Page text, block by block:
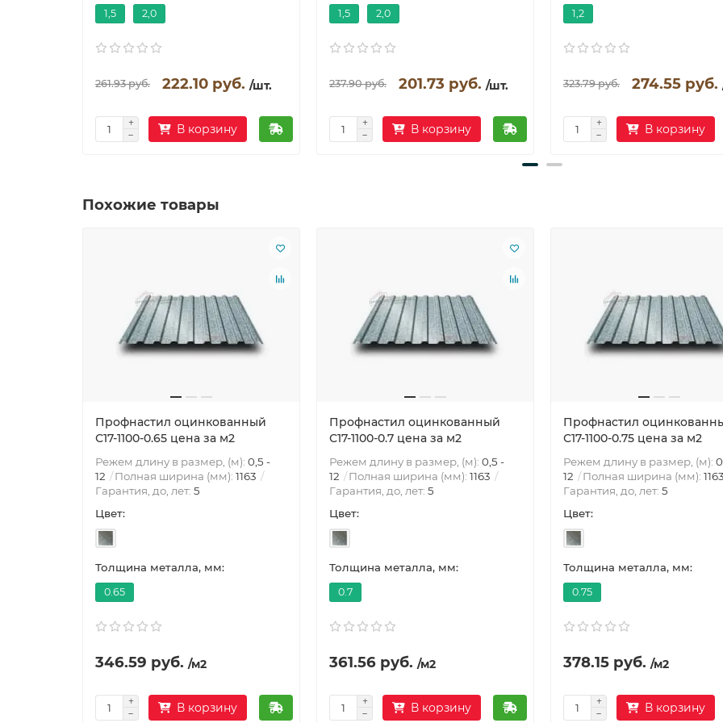
1,5 2,0
261.93 руб. 222.10 руб. /шт.
В корзину
1,5 2,0
237.90 руб. 201.73 руб. /шт.
В корзину
1,2
323.79 руб. 274.55 руб.
В корзину
Похожие товары
Профнастил оцинкованный
С17-1100-0.65 цена за м2
Режем длину в размер, (м): 0,5 -
12
Полная ширина (мм): 1163
Гарантия, до, лет: 5
Цвет:
Толщина металла, мм:
0.65
346.59 руб. /м2
В корзину
Профнастил оцинкованный
С17-1100-0.7 цена за м2
Режем длину в размер, (м): 0,5 -
12
Полная ширина (мм): 1163
Гарантия, до, лет: 5
Цвет:
Толщина металла, мм:
0.7
361.56 руб. /м2
В корзину
Профнастил
С17-1100-0.75 цена за м2
Режем длину в размер, (м):
12
Полная ширина (мм): 1163
Гарантия, до, лет: 5
Цвет:
Толщина металла, мм:
0.75
378.15 руб. /м2
В корзину